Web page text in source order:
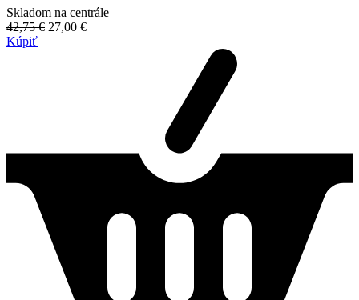
Skladom na centrále
42,75 € 27,00 €
Kúpiť